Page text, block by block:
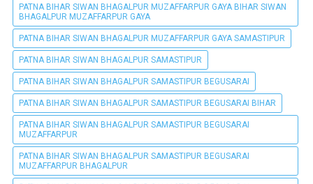
PATNA BIHAR SIWAN BHAGALPUR MUZAFFARPUR GAYA BIHAR SIWAN
BHAGALPUR MUZAFFARPUR GAYA
PATNA BIHAR SIWAN BHAGALPUR MUZAFFARPUR GAYA SAMASTIPUR
PATNA BIHAR SIWAN BHAGALPUR SAMASTIPUR
PATNA BIHAR SIWAN BHAGALPUR SAMASTIPUR BEGUSARAI
PATNA BIHAR SIWAN BHAGALPUR SAMASTIPUR BEGUSARAI BIHAR
PATNA BIHAR SIWAN BHAGALPUR SAMASTIPUR BEGUSARAI
MUZAFFARPUR
PATNA BIHAR SIWAN BHAGALPUR SAMASTIPUR BEGUSARAI
MUZAFFARPUR BHAGALPUR